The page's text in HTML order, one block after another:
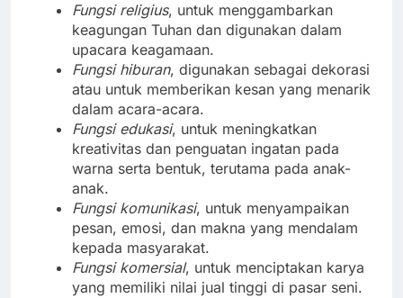
Fungsi religius, untuk menggambarkan
keagungan Tuhan dan digunakan dalam
upacara keagamaan.
Fungsi hiburan, digunakan sebagai dekorasi
atau untuk memberikan kesan yang menarik
dalam acara-acara.
Fungsi edukasi, untuk meningkatkan
kreativitas dan penguatan ingatan pada
warna serta bentuk, terutama pada anak-
anak.
Fungsi komunikasi, untuk menyampaikan
pesan, emosi, dan makna yang mendalam
kepada masyarakat.
Fungsi komersial, untuk menciptakan karya
yang memiliki nilai jual tinggi di pasar seni.